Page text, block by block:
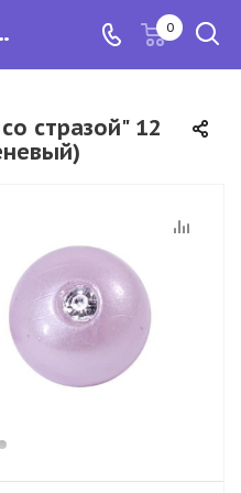
(св.сиреневый) 0
стразой" 12